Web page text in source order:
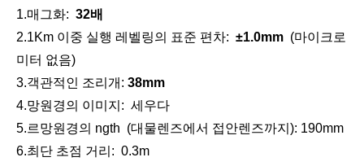
전동 고각 삼각대 계약자 엘리베이터 삼각대(2.4m)
1.매그화: 32배
2.1Km 이중 실행 레벨링의 표준 편차: ±1.0mm (마이크로
미터 없음)
3.객관적인 조리개: 38mm
4.망원경의 이미지: 세우다
5.르망원경의 ngth (대물렌즈에서 접안렌즈까지): 190mm
6.최단 초점 거리: 0.3m